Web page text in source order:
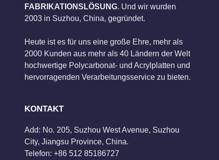
FABRIKATIONSLÖSUNG. Und wir wurden
2003 in Suzhou, China, gegründet.
Heute ist es für uns eine große Ehre, mehr als
2000 Kunden aus mehr als 40 Ländern der Welt
hochwertige Polycarbonat- und Acrylplatten und
hervorragenden Verarbeitungsservice zu bieten.
KONTAKT
Add: No. 205, Suzhou West Avenue, Suzhou
City, Jiangsu Province, China.
Telefon: +86 512 85186727